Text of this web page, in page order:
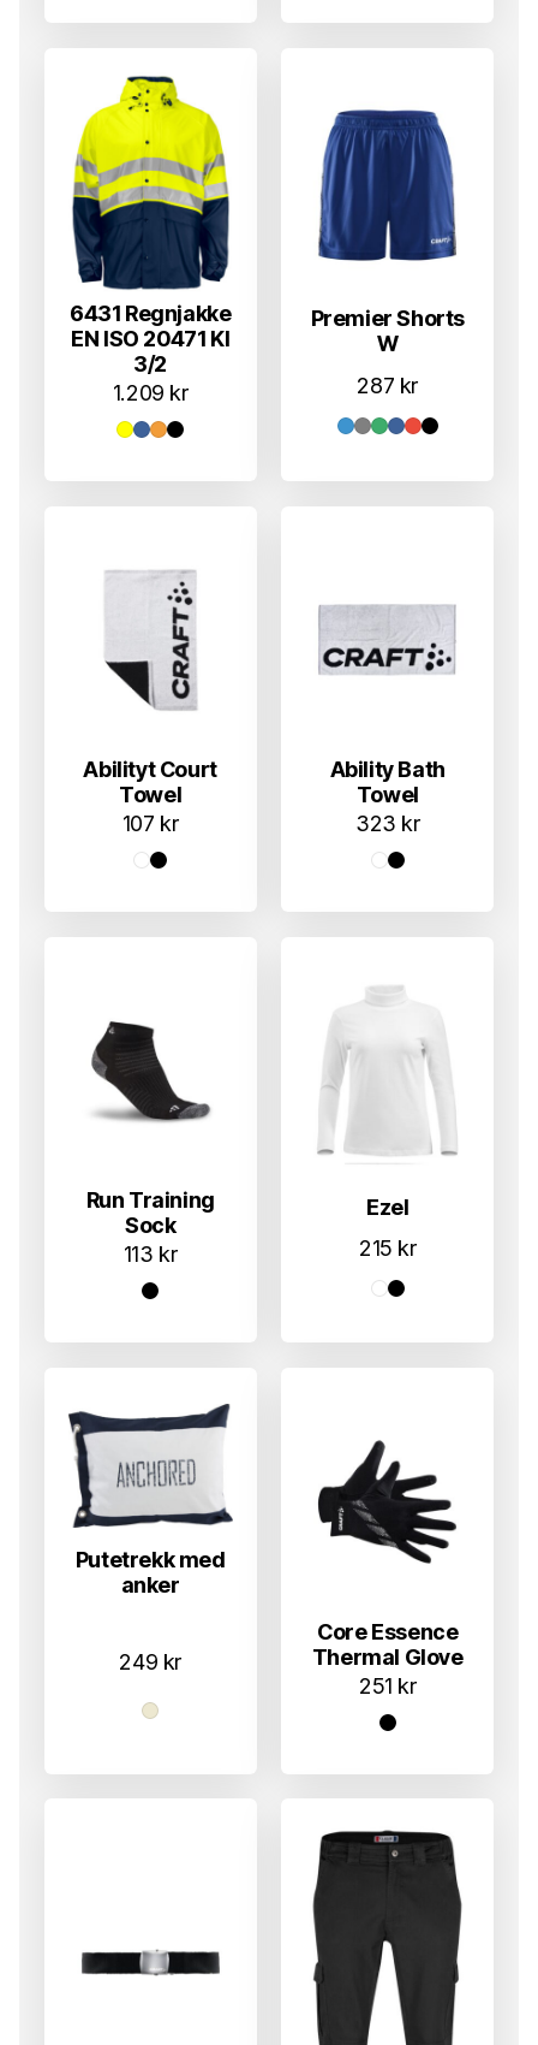
6431 Regnjakke
EN ISO 20471 Kl
3/2
1.209 kr
Premier Shorts
W
287 kr
Abilityt Court
Towel
107 kr
Ability Bath
Towel
323 kr
Run Training
Sock
113 kr
Ezel
215 kr
Putetrekk med
anker
249 kr
Core Essence
Thermal Glove
251 kr